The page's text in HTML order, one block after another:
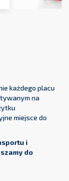
każdego placu
na
miejsce do
i
do